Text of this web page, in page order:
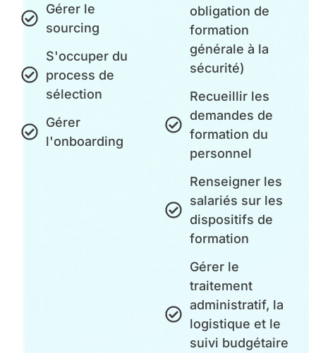
Gérer le
sourcing
S'occuper du
process de
sélection
Gérer
l'onboarding
obligation de
formation
générale à la
sécurité)
Recueillir les
demandes de
formation du
personnel
Renseigner les
salariés sur les
dispositifs de
formation
Gérer le
traitement
administratif, la
logistique et le
suivi budgétaire